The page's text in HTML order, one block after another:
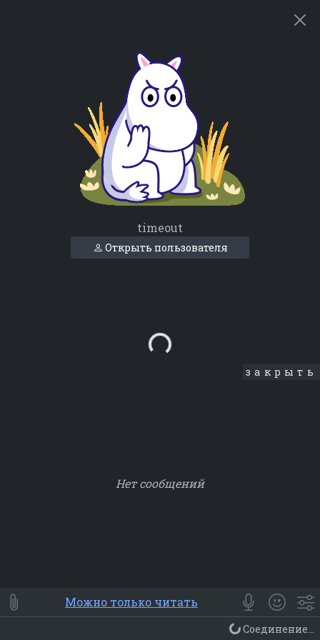
timeout
Открыть пользователя
Loading... закрыть
Нет сообщений
⭐ Мои Smile
😀 Emoji
Смайлики
Люди Животные Еда Объекты
Можно только читать
Соединение...